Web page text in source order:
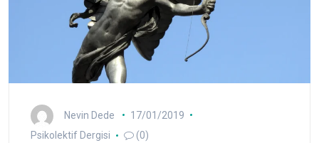
Nevin Dede
17/01/2019
Psikolektif Dergisi
(0)